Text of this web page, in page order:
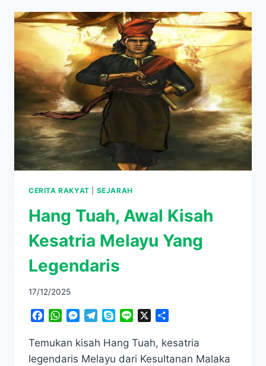
JODOH
BATAM,
TEMPAT
ROMANTIS
PENUH
LEGENDA
CERITA RAKYAT SEJARAH
Hang Tuah, Awal Kisah
Kesatria Melayu Yang
Legendaris
17/12/2025
Facebook
WhatsApp
Messenger
TelegramSkypeLine
Temukan kisah Hang Tuah, kesatria
legendaris Melayu dari Kesultanan Malaka